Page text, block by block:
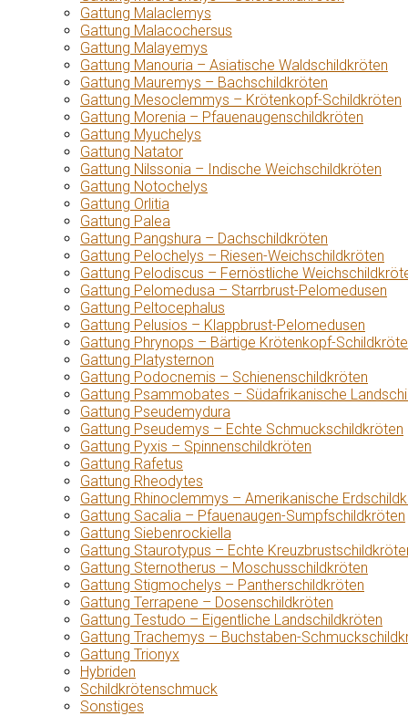
Gattung Malaclemys
Gattung Malacochersus
Gattung Malayemys
Gattung Manouria – Asiatische Waldschildkröten
Gattung Mauremys – Bachschildkröten
Gattung Mesoclemmys – Krötenkopf-Schildkröten
Gattung Morenia – Pfauenaugenschildkröten
Gattung Myuchelys
Gattung Natator
Gattung Nilssonia – Indische Weichschildkröten
Gattung Notochelys
Gattung Orlitia
Gattung Palea
Gattung Pangshura – Dachschildkröten
Gattung Pelochelys – Riesen-Weichschildkröten
Gattung Pelodiscus – Fernöstliche
Gattung Pelomedusa – Starrbrust-Pelomedusen
Gattung Peltocephalus
Gattung Pelusios – Klappbrust-Pelomedusen
Gattung Phrynops – Bärtige Krötenkopf-
Gattung Platysternon
Gattung Podocnemis – Schienenschildkröten
Gattung Psammobates – Südafrikanische
Gattung Pseudemydura
Gattung Pseudemys – Echte Schmuckschildkröten
Gattung Pyxis – Spinnenschildkröten
Gattung Rafetus
Gattung Rheodytes
Gattung Rhinoclemmys – Amerikanische
Gattung Sacalia – Pfauenaugen-Sumpfschildkröten
Gattung Siebenrockiella
Gattung Staurotypus – Echte
Gattung Sternotherus – Moschusschildkröten
Gattung Stigmochelys – Pantherschildkröten
Gattung Terrapene – Dosenschildkröten
Gattung Testudo – Eigentliche Landschildkröten
Gattung Trachemys – Buchstaben-
Gattung Trionyx
Hybriden
Schildkrötenschmuck
Sonstiges